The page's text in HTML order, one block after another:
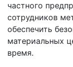
частного
сотрудников
обеспечить
материальных
время.